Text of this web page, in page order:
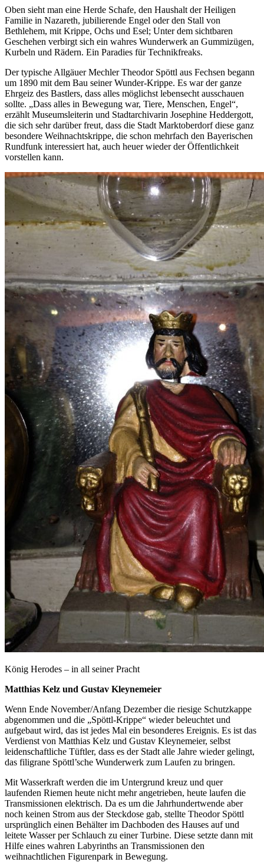
Oben sieht man eine Herde Schafe, den Haushalt der Heiligen
Familie in Nazareth, jubilierende Engel oder den Stall von
Bethlehem, mit Krippe, Ochs und Esel; Unter dem sichtbaren
Geschehen verbirgt sich ein wahres Wunderwerk an Gummizügen,
Kurbeln und Rädern. Ein Paradies für Technikfreaks.
Der typische Allgäuer Mechler Theodor Spöttl aus Fechsen begann
um 1890 mit dem Bau seiner Wunder-Krippe. Es war der ganze
Ehrgeiz des Bastlers, dass alles möglichst lebensecht ausschauen
sollte. „Dass alles in Bewegung war, Tiere, Menschen, Engel“,
erzählt Museumsleiterin und Stadtarchivarin Josephine Heddergott,
die sich sehr darüber freut, dass die Stadt Marktoberdorf diese ganz
besondere Weihnachtskrippe, die schon mehrfach den Bayerischen
Rundfunk interessiert hat, auch heuer wieder der Öffentlichkeit
vorstellen kann.
König Herodes – in all seiner Pracht
Matthias Kelz und Gustav Kleynemeier
Wenn Ende November/Anfang Dezember die riesige Schutzkappe
abgenommen und die „Spöttl-Krippe“ wieder beleuchtet und
aufgebaut wird, das ist jedes Mal ein besonderes Ereignis. Es ist das
Verdienst von Matthias Kelz und Gustav Kleynemeier, selbst
leidenschaftliche Tüftler, dass es der Stadt alle Jahre wieder gelingt,
das filigrane Spöttl’sche Wunderwerk zum Laufen zu bringen.
Mit Wasserkraft werden die im Untergrund kreuz und quer
laufenden Riemen heute nicht mehr angetrieben, heute laufen die
Transmissionen elektrisch. Da es um die Jahrhundertwende aber
noch keinen Strom aus der Steckdose gab, stellte Theodor Spöttl
ursprünglich einen Behälter im Dachboden des Hauses auf und
leitete Wasser per Schlauch zu einer Turbine. Diese setzte dann mit
Hilfe eines wahren Labyrinths an Transmissionen den
weihnachtlichen Figurenpark in Bewegung.